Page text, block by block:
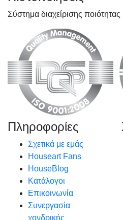
Σύστημα διαχείρισης
Πληροφορίες
Σχετικά με εμάς
Houseart Fans
HouseBlog
Κατάλογοι
Επικοινωνία
Συνεργασία
χονδρικής